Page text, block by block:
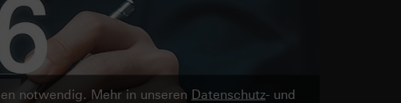
notwendig. Mehr in unseren Datenschutz- und